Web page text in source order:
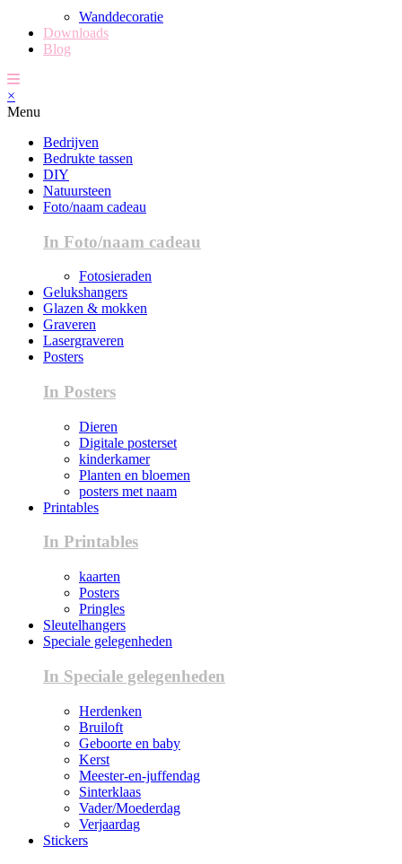
Wanddecoratie
Downloads
Blog
×
Menu
Bedrijven
Bedrukte tassen
DIY
Natuursteen
Foto/naam cadeau
In Foto/naam cadeau
Fotosieraden
Gelukshangers
Glazen & mokken
Graveren
Lasergraveren
Posters
In Posters
Dieren
Digitale posterset
kinderkamer
Planten en bloemen
posters met naam
Printables
In Printables
kaarten
Posters
Pringles
Sleutelhangers
Speciale gelegenheden
In Speciale gelegenheden
Herdenken
Bruiloft
Geboorte en baby
Kerst
Meester-en-juffendag
Sinterklaas
Vader/Moederdag
Verjaardag
Stickers